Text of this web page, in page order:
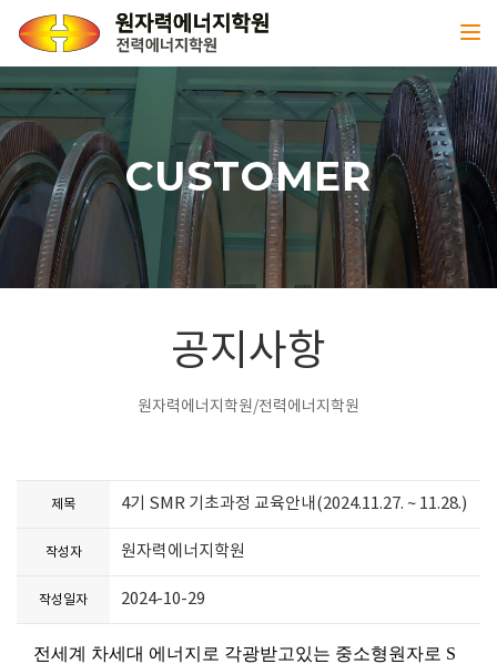
CUSTOMER
공지사항
원자력에너지학원/전력에너지학원
제목 4기 SMR 기초과정 교육안내(2024.11.27. ~ 11.28.)
작성자 원자력에너지학원
작성일자 2024-10-29
전세계 차세대 에너지로 각광받고있는 중소형원자로 S